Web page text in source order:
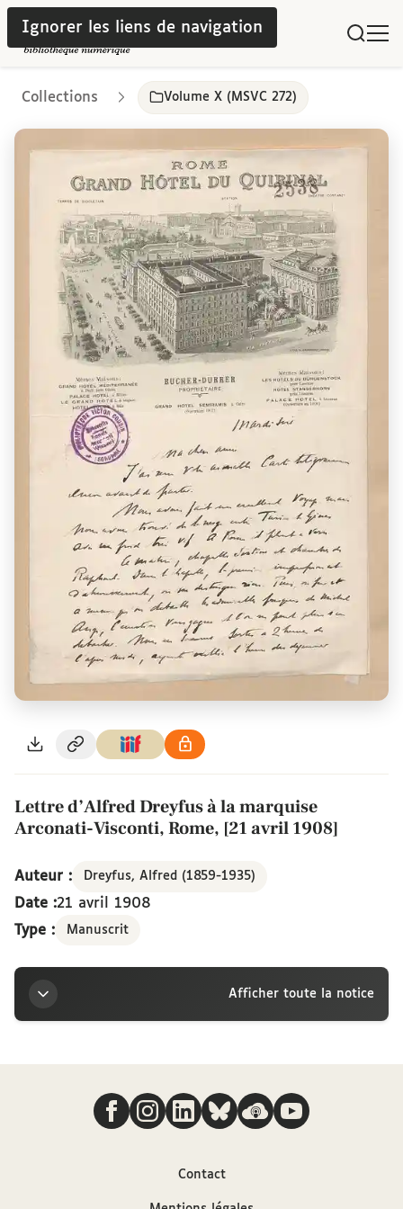
Ignorer les liens de navigation
Collections Volume X (MSVC 272)
Lettre d’Alfred Dreyfus à la marquise
Arconati-Visconti, Rome, [21 avril 1908]
Auteur : Dreyfus, Alfred (1859-1935)
Date :21 avril 1908
Type :
Manuscrit
Afficher toute la notice
Titre
Lettre d’Alfred Dreyfus à la marquise Arconati-
Visconti, Rome, [21 avril 1908]
Nous suivre
Contact